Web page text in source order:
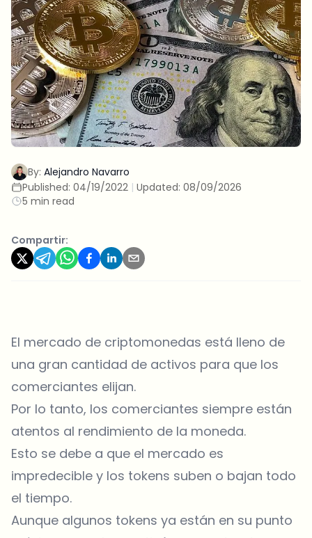
By: Alejandro Navarro
Published: 04/19/2022 | Updated: 08/09/2026
5 min read
Compartir:
El mercado de criptomonedas está lleno de
una gran cantidad de activos para que los
comerciantes elijan.
Por lo tanto, los comerciantes siempre están
atentos al rendimiento de la moneda.
Esto se debe a que el mercado es
impredecible y los tokens suben o bajan todo
el tiempo.
Aunque algunos tokens ya están en su punto